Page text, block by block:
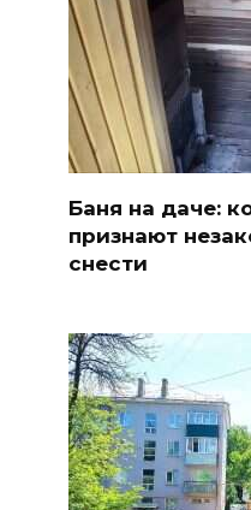
Баня на даче:
признают
снести